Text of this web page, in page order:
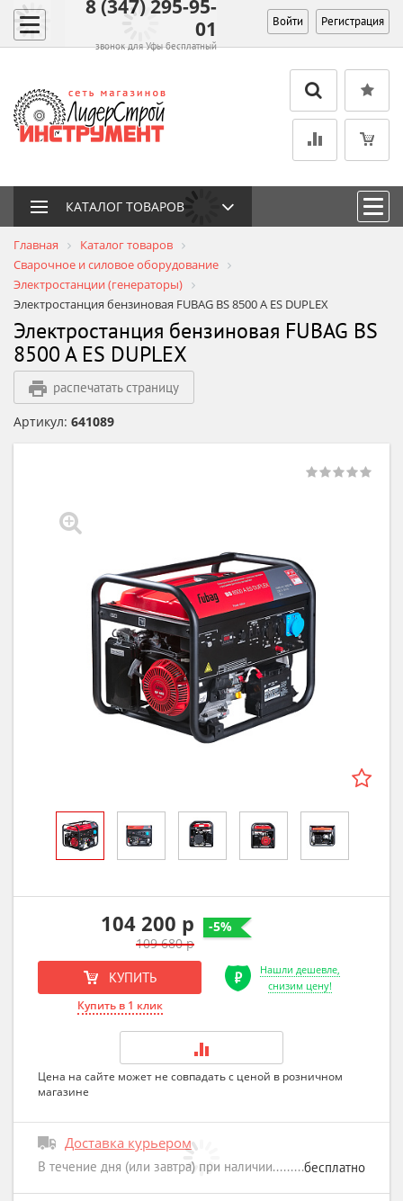
8 (347) 295-95-
01
звонок для Уфы бесплатный
Войти Регистрация
КАТАЛОГ ТОВАРОВ
Главная
Каталог товаров
Сварочное и силовое оборудование
Электростанции (генераторы)
Электростанция бензиновая FUBAG BS 8500 A ES DUPLEX
Электростанция бензиновая FUBAG BS
8500 A ES DUPLEX
распечатать страницу
Артикул: 641089
104 200 р
109 680 р
КУПИТЬ
Купить в 1 клик
Нашли дешевле,
снизим цену!
-5%
Цена на сайте может не совпадать с ценой в розничном
магазине
Доставка курьером
В течение дня (или завтра) при наличии бесплатно